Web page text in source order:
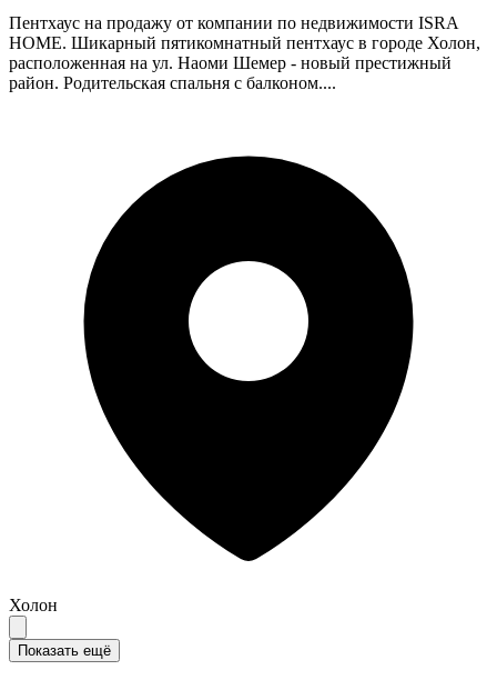
Пентхаус на продажу от компании по недвижимости ISRA
HOME. Шикарный пятикомнатный пентхаус в городе Холон,
расположенная на ул. Наоми Шемер - новый престижный
район. Родительская спальня с балконом....
Холон
Показать ещё